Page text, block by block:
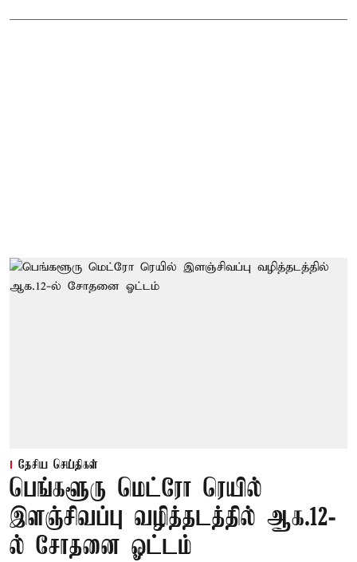
தேசிய செய்திகள்
பெங்களூரு மெட்ரோ ரெயில்
இளஞ்சிவப்பு வழித்தடத்தில் ஆக.12-
ல் சோதனை ஓட்டம்